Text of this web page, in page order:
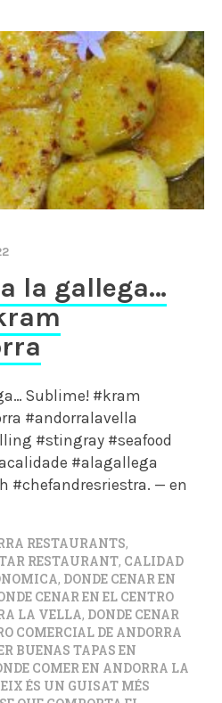
la gallega…
Sublime! #kram
#andorralavella
#stingray #seafood
#alagallega
#chefandresriestra. — en
RESTAURANTS,
RESTAURANT, CALIDAD
, DONDE CENAR EN
CENAR EN EL CENTRO
LA VELLA, DONDE CENAR
COMERCIAL DE ANDORRA
BUENAS TAPAS EN
COMER EN ANDORRA LA
ÉS UN GUISAT MÉS